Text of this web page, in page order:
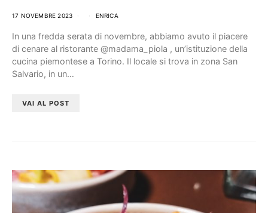
17 NOVEMBRE 2023 ENRICA
In una fredda serata di novembre, abbiamo avuto il piacere
di cenare al ristorante @madama_piola , un’istituzione della
cucina piemontese a Torino. Il locale si trova in zona San
Salvario, in un…
VAI AL POST